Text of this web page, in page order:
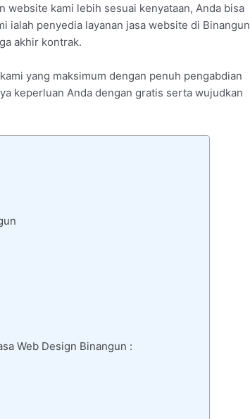
website kami lebih sesuai kenyataan, Anda bisa
ialah penyedia layanan jasa website di Binangun
akhir kontrak.
yang maksimum dengan penuh pengabdian
keperluan Anda dengan gratis serta wujudkan
Web Design Binangun :